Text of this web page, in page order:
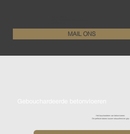
MAIL ONS
Het boucharderen van betonvloeren:
De perfecte balans tussen robuustheid en grip.